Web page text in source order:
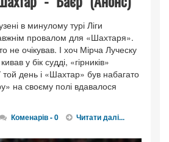
в минулому турі Ліги
провалом для «Шахтаря».
не очікував. І хоч Мірча Луческу
у бік судді, «гірників»
той день і «Шахтар» був набагато
на своєму полі вдавалося
Коменарів - 0 Читати далі...